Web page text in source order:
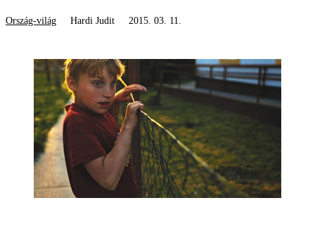
Ország-világ Hardi Judit 2015. 03. 11.